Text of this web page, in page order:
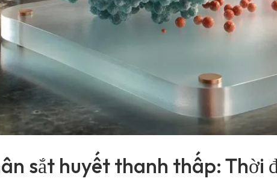
sắt huyết thanh thấp: Thời